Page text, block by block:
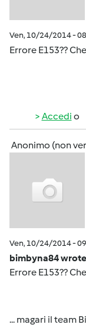
Ven, 10/24/2014 -
Errore E153??
Accedi o
Anonimo (non
Ven, 10/24/2014 -
bimbyna84
Errore E153??
... magari il team